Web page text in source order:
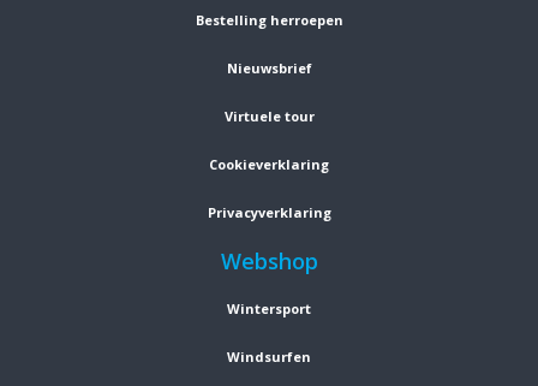
Bestelling herroepen
Nieuwsbrief
Virtuele tour
Cookieverklaring
Privacyverklaring
Webshop
Wintersport
Windsurfen